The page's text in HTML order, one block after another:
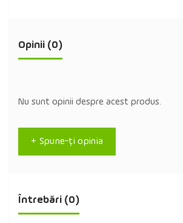
Opinii (0)
Nu sunt opinii despre acest produs.
+ Spune-ţi opinia
Întrebări (0)